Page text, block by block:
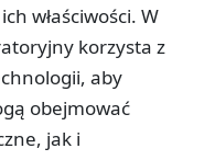
właściwości. W
korzysta z
aby
obejmować
jak i